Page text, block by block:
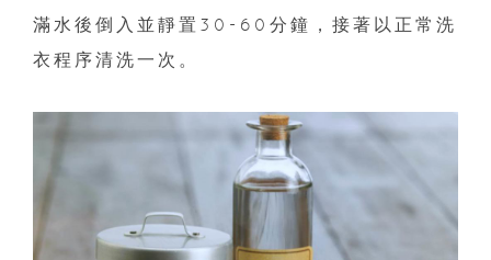
滿水後倒入並靜置30-60分鐘，接著以正常洗
衣程序清洗一次。